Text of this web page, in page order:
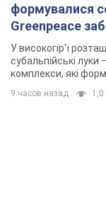
формувалися
Greenpeace
У високогір'ї
субальпійські луки
комплекси, які
9 часов назад 1,0